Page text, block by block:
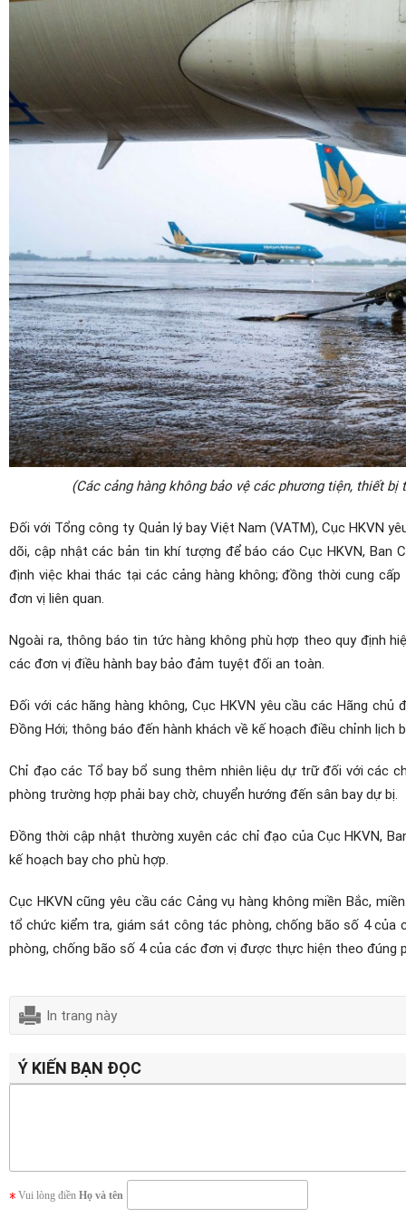
(Các cảng hàng không bảo vệ các phương tiện, thiết
Đối với Tổng công ty Quản lý bay Việt Nam (VATM), Cục HKVN
dõi, cập nhật các bản tin khí tượng để báo cáo Cục HKVN, Ban
định việc khai thác tại các cảng hàng không; đồng thời cung
đơn vị liên quan.
Ngoài ra, thông báo tin tức hàng không phù hợp theo quy định
các đơn vị điều hành bay bảo đảm tuyệt đối an toàn.
Đối với các hãng hàng không, Cục HKVN yêu cầu các Hãng
Đồng Hới; thông báo đến hành khách về kế hoạch điều chỉnh lịch
Chỉ đạo các Tổ bay bổ sung thêm nhiên liệu dự trữ đối với các
phòng trường hợp phải bay chờ, chuyển hướng đến sân bay dự bị.
Đồng thời cập nhật thường xuyên các chỉ đạo của Cục HKVN,
kế hoạch bay cho phù hợp.
Cục HKVN cũng yêu cầu các Cảng vụ hàng không miền Bắc,
tổ chức kiểm tra, giám sát công tác phòng, chống bão số 4 của
phòng, chống bão số 4 của các đơn vị được thực hiện theo đúng
In trang này
Ý KIẾN BẠN ĐỌC
Vui lòng điền Họ và tên